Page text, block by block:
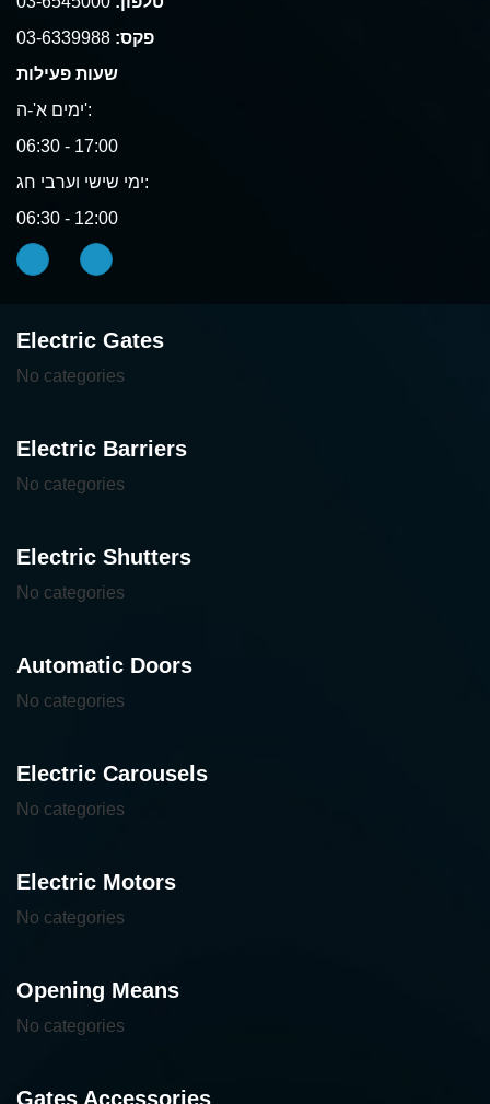
פקס:
שעות פעילות
ימים א'-ה':
06:30 - 17:00
ימי שישי וערבי חג:
06:30 - 12:00
Electric Gates
No categories
Electric Barriers
No categories
Electric Shutters
No categories
Automatic Doors
No categories
Electric Carousels
No categories
Electric Motors
No categories
Opening Means
No categories
Gates Accessories